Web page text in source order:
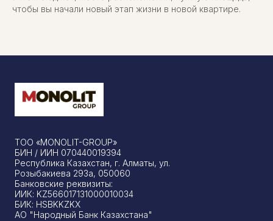
чтобы вы начали новый этап жизни в новой квартире.
ТОО «MONOLIT-GROUP»
БИН / ИИН 070440019394
Республика Казахстан, г. Алматы, ул.
Розыбакиева 293а, 050060
Банковские реквизиты:
ИИК: KZ566017131000010034
БИК: HSBKKZKX
АО "Народный Банк Казахстана"